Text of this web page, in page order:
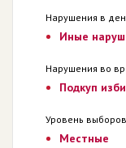
Нарушения в
Иные
Нарушения во
Подкуп
Уровень выборов
Местные